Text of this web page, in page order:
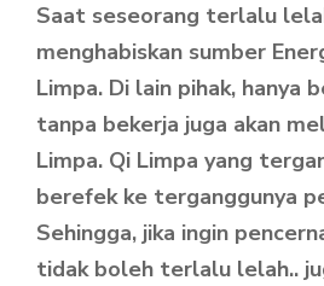
Saat seseorang terlalu
menghabiskan sumber
Limpa. Di lain pihak, hanya
tanpa bekerja juga akan
Limpa. Qi Limpa yang
berefek ke terganggunya
Sehingga, jika ingin
tidak boleh terlalu lelah..